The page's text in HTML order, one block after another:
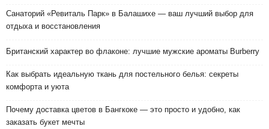
Санаторий «Ревиталь Парк» в Балашихе — ваш лучший выбор для
отдыха и восстановления
Британский характер во флаконе: лучшие мужские ароматы Burberry
Как выбрать идеальную ткань для постельного белья: секреты
комфорта и уюта
Почему доставка цветов в Бангкоке — это просто и удобно, как
заказать букет мечты